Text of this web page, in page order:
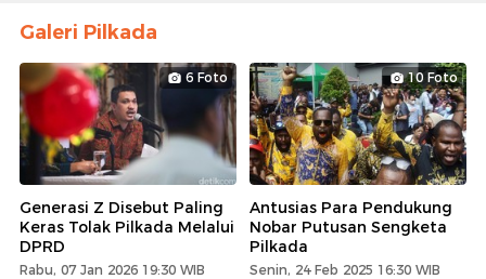
Galeri Pilkada
6 Foto
Generasi Z Disebut Paling
Keras Tolak Pilkada Melalui
DPRD
Rabu, 07 Jan 2026 19:30 WIB
10 Foto
Antusias Para Pendukung
Nobar Putusan Sengketa
Pilkada
Senin, 24 Feb 2025 16:30 WIB